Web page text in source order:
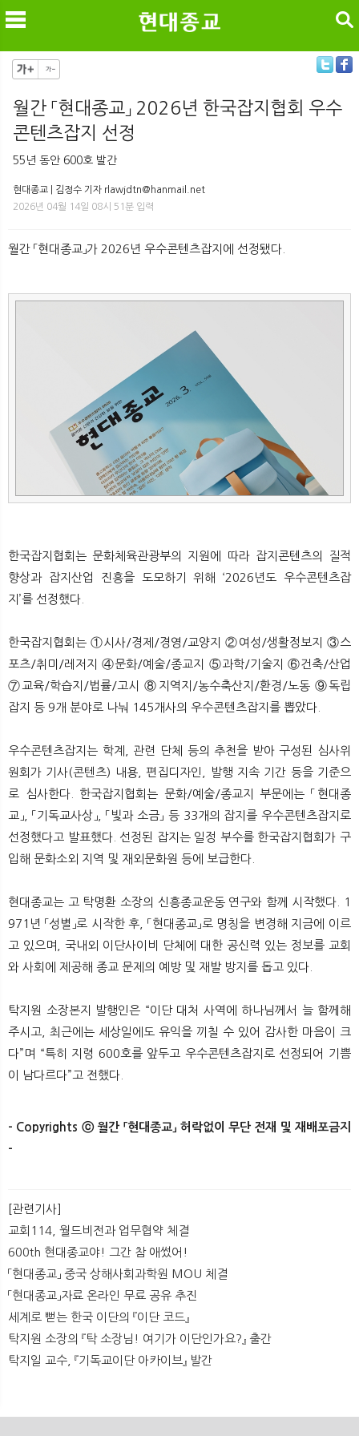
메
검색
월간 「현대종교」 2026년 한국잡지협회 우수
콘텐츠잡지 선정
55년 동안 600호 발간
현대종교 | 김정수 기자 rlawjdtn@hanmail.net
2026년 04월 14일 08시 51분 입력
월간 「현대종교」가 2026년 우수콘텐츠잡지에 선정됐다.
한국잡지협회는 문화체육관광부의 지원에 따라 잡지콘텐츠의 질적
향상과 잡지산업 진흥을 도모하기 위해 ‘2026년도 우수콘텐츠잡
지’를 선정했다.
한국잡지협회는 ①시사/경제/경영/교양지 ②여성/생활정보지 ③스
포츠/취미/레저지 ④문화/예술/종교지 ⑤과학/기술지 ⑥건축/산업
⑦교육/학습지/법률/고시 ⑧지역지/농수축산지/환경/노동 ⑨독립
잡지 등 9개 분야로 나눠 145개사의 우수콘텐츠잡지를 뽑았다.
우수콘텐츠잡지는 학계, 관련 단체 등의 추천을 받아 구성된 심사위
원회가 기사(콘텐츠) 내용, 편집디자인, 발행 지속 기간 등을 기준으
로 심사한다. 한국잡지협회는 문화/예술/종교지 부문에는 「현대종
교」, 「기독교사상」, 「빛과 소금」 등 33개의 잡지를 우수콘텐츠잡지로
선정했다고 발표했다. 선정된 잡지는 일정 부수를 한국잡지협회가 구
입해 문화소외 지역 및 재외문화원 등에 보급한다.
현대종교는 고 탁명환 소장의 신흥종교운동 연구와 함께 시작했다. 1
971년 「성별」로 시작한 후, 「현대종교」로 명칭을 변경해 지금에 이르
고 있으며, 국내외 이단사이비 단체에 대한 공신력 있는 정보를 교회
와 사회에 제공해 종교 문제의 예방 및 재발 방지를 돕고 있다.
탁지원 소장본지 발행인은 “이단 대처 사역에 하나님께서 늘 함께해
주시고, 최근에는 세상일에도 유익을 끼칠 수 있어 감사한 마음이 크
다”며 “특히 지령 600호를 앞두고 우수콘텐츠잡지로 선정되어 기쁨
이 남다르다”고 전했다.
- Copyrights ⓒ 월간 「현대종교」 허락없이 무단 전재 및 재배포금지
-​
[관련기사]
교회114, 월드비전과 업무협약 체결
600th 현대종교야! 그간 참 애썼어!
「현대종교」 중국 상해사회과학원 MOU 체결
「현대종교」자료 온라인 무료 공유 추진
세계로 뻗는 한국 이단의 『이단 코드』
탁지원 소장의 『탁 소장님! 여기가 이단인가요?』 출간
탁지일 교수, 『기독교이단 아카이브』 발간